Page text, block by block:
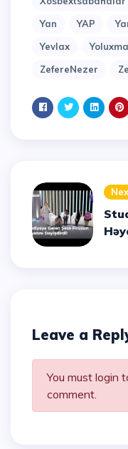
Yan
YAP
Yevlax
Yoluxma
ZefereNezer
Leave a
You must login
comment.